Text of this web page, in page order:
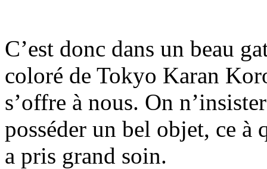
C’est donc dans un beau
coloré de Tokyo Karan
s’offre à nous. On
posséder un bel objet, ce
a pris grand soin.